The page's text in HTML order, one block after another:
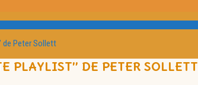
de Peter Sollett
PLAYLIST” DE PETER SOLLETT